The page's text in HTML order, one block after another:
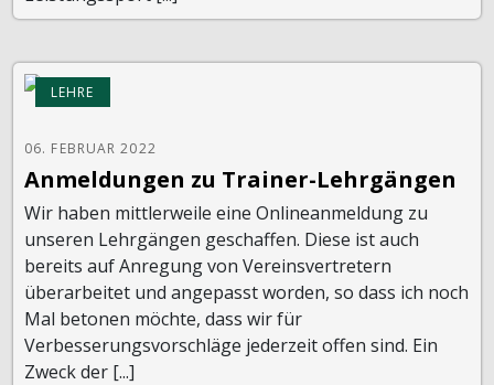
LEHRE
06. FEBRUAR 2022
Anmeldungen zu Trainer-Lehrgängen
Wir haben mittlerweile eine Onlineanmeldung zu
unseren Lehrgängen geschaffen. Diese ist auch
bereits auf Anregung von Vereinsvertretern
überarbeitet und angepasst worden, so dass ich noch
Mal betonen möchte, dass wir für
Verbesserungsvorschläge jederzeit offen sind. Ein
Zweck der [...]